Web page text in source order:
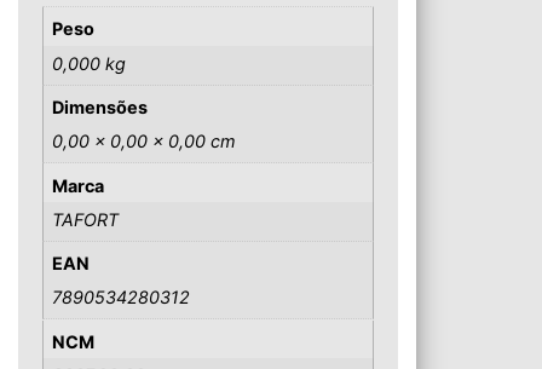
Peso
0,000 kg
Dimensões
0,00 × 0,00 × 0,00 cm
Marca
TAFORT
EAN
7890534280312
NCM